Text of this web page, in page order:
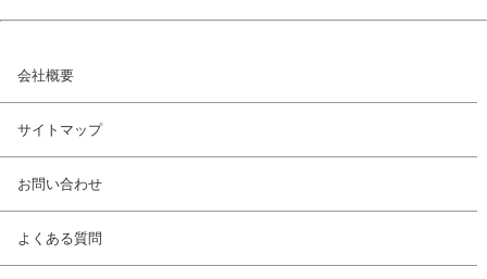
会社概要
サイトマップ
お問い合わせ
よくある質問